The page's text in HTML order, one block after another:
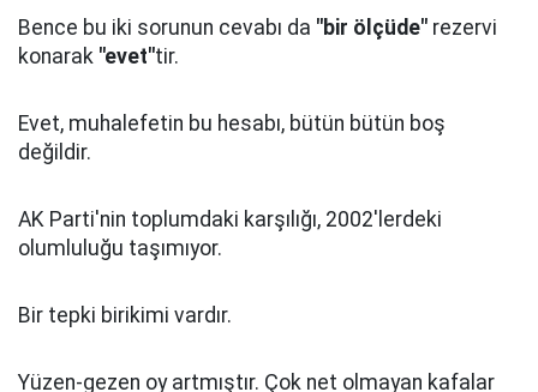
Bence bu iki sorunun cevabı da "bir ölçüde" rezervi
konarak "evet"tir.
Evet, muhalefetin bu hesabı, bütün bütün boş
değildir.
AK Parti'nin toplumdaki karşılığı, 2002'lerdeki
olumluluğu taşımıyor.
Bir tepki birikimi vardır.
Yüzen-gezen oy artmıştır. Çok net olmayan kafalar